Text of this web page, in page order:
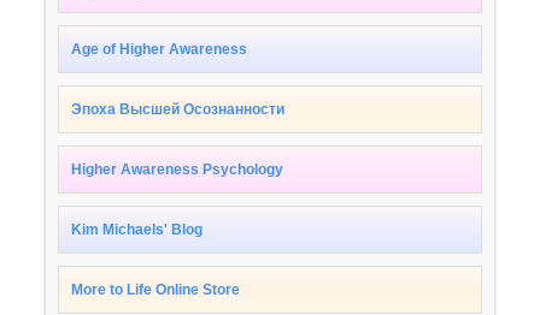
Age of Higher Awareness
Эпоха Высшей Осознанности
Higher Awareness Psychology
Kim Michaels' Blog
More to Life Online Store